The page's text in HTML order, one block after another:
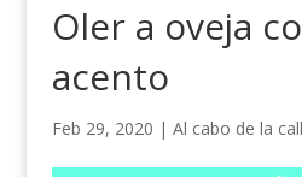
Oler a oveja
acento
Feb 29, 2020 | Al cabo de la